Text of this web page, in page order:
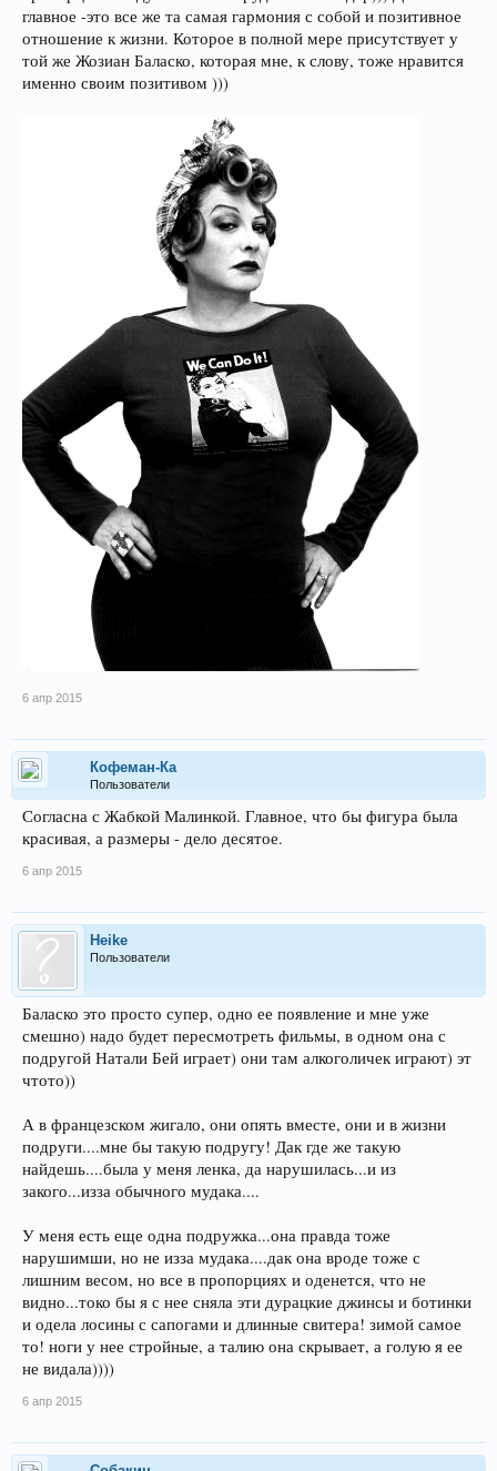
главное -это все же та самая гармония с собой и позитивное
отношение к жизни. Которое в полной мере присутствует у
той же Жозиан Баласко, которая мне, к слову, тоже нравится
именно своим позитивом )))
6 апр 2015
Кофеман-Ка
Пользователи
Согласна с Жабкой Малинкой. Главное, что бы фигура была
красивая, а размеры - дело десятое.
6 апр 2015
Heike
Пользователи
Баласко это просто супер, одно ее появление и мне уже
смешно) надо будет пересмотреть фильмы, в одном она с
подругой Натали Бей играет) они там алкоголичек играют) эт
чтото))
А в францезском жигало, они опять вместе, они и в жизни
подруги....мне бы такую подругу! Дак где же такую
найдешь....была у меня ленка, да нарушилась...и из
закого...изза обычного мудака....
У меня есть еще одна подружка...она правда тоже
нарушимши, но не изза мудака....дак она вроде тоже с
лишним весом, но все в пропорциях и оденется, что не
видно...токо бы я с нее сняла эти дурацкие джинсы и ботинки
и одела лосины с сапогами и длинные свитера! зимой самое
то! ноги у нее стройные, а талию она скрывает, а голую я ее
не видала))))
6 апр 2015